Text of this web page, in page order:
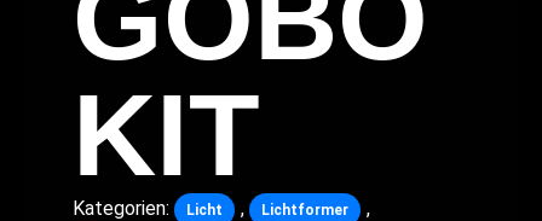
KIT
Kategorien: Licht , Lichtformer ,